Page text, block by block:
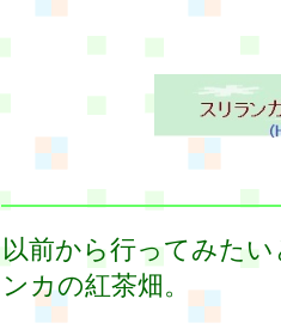
以前から行ってみた
ンカの紅茶畑。